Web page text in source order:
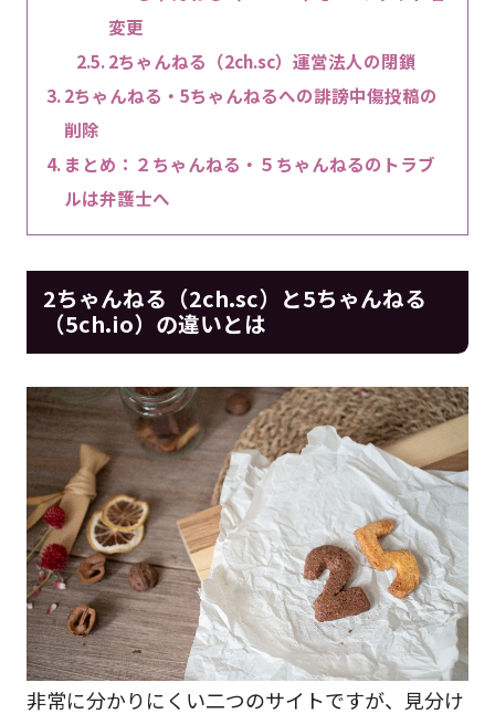
変更
2ちゃんねる（2ch.sc）運営法人の閉鎖
2ちゃんねる・5ちゃんねるへの誹謗中傷投稿の
削除
まとめ：２ちゃんねる・５ちゃんねるのトラブ
ルは弁護士へ
2ちゃんねる（2ch.sc）と5ちゃんねる
（5ch.io）の違いとは
非常に分かりにくい二つのサイトですが、見分け